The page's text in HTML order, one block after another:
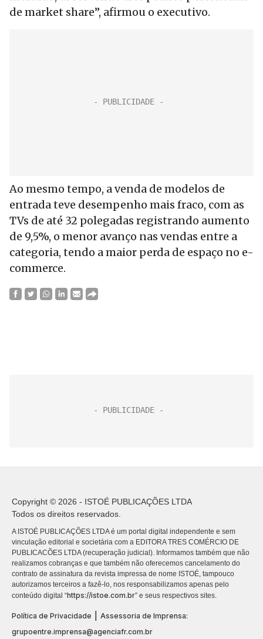
de market share”, afirmou o executivo.
Ao mesmo tempo, a venda de modelos de
entrada teve desempenho mais fraco, com as
TVs de até 32 polegadas registrando aumento
de 9,5%, o menor avanço nas vendas entre a
categoria, tendo a maior perda de espaço no e-
commerce.
Copyright © 2026 - ISTOÉ PUBLICAÇÕES LTDA
Todos os direitos reservados.
A ISTOÉ PUBLICAÇÕES LTDA é um portal digital independente e sem
vinculação editorial e societária com a EDITORA TRES COMÉRCIO DE
PUBLICACÕES LTDA (recuperação judicial). Informamos também que não
realizamos cobranças e que também não oferecemos cancelamento do
contrato de assinatura da revista impressa de nome ISTOÉ, tampouco
autorizamos terceiros a fazê-lo, nos responsabilizamos apenas pelo
conteúdo digital “https://istoe.com.br” e seus respectivos sites.
Política de Privacidade
Assessoria de Imprensa:
grupoentre.imprensa@agenciafr.com.br